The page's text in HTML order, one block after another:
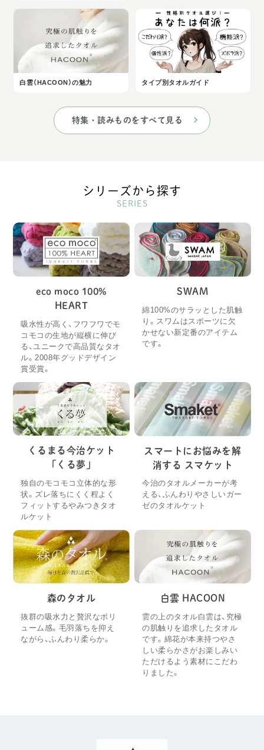
白雲（HACOON）の魅力 タイプ別タオルガイド
特集・読みものをすべて見る
シリーズから探す
SERIES
eco moco 100%
HEART
吸水性が高く、フワフワでモ
コモコの生地が縦横に伸び
る、ユニークで高品質なタオ
ル。2008年グッドデザイン
賞受賞。
SWAM
綿100%のサラッとした肌触
り。スワムはスポーツに欠
かせない新定番のアイテム
です。
くるまる今治ケット
「くる夢」
独自のモコモコ立体的な形
状。ズレ落ちにくく程よく
フィットするやみつきタオ
ルケット
スマートにお悩みを解
消する スマケット
今治のタオルメーカーが考
える、ふんわりやさしいガー
ゼのタオルケット
森のタオル
抜群の吸水力と贅沢なボリ
ューム感。毛羽落ちを抑え
ながら、ふんわり柔らか。
白雲 HACOON
雲の上のタオル白雲は、究極
の肌触りを追求したタオル
です。綿花が本来持つやさ
しい柔らかさがお楽しみい
ただけるよう素材にこだわ
りました。